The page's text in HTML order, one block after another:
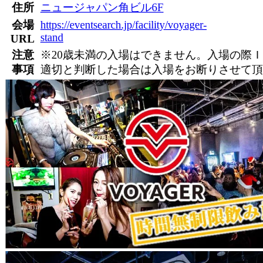
住所
ニュージャパン角ビル6F
会場
URL
https://eventsearch.jp/facility/voyager-
stand
注意
事項
※20歳未満の入場はできません。入場の際
適切と判断した場合は入場をお断りさせて